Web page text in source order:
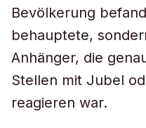
Bevölkerung
behauptete,
Anhänger, die
Stellen mit Jubel
reagieren war.